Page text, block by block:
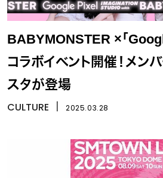
BABYMONSTER ×「
コラボイベント開催！メン
スタが登場
CULTURE 2025.03.28